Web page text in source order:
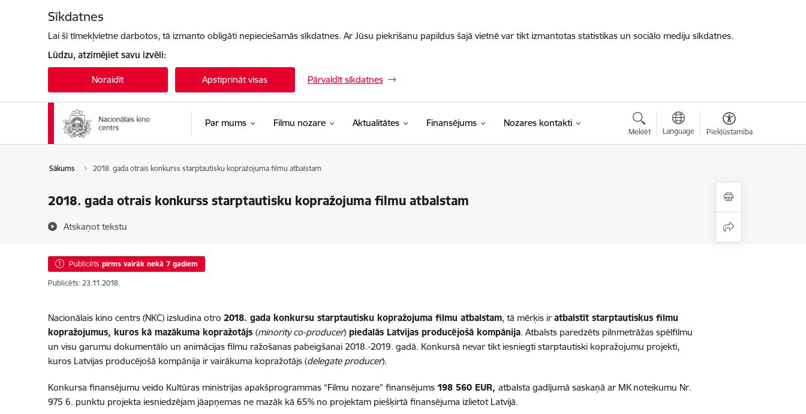
Sīkdatnes
Lai šī tīmekļvietne darbotos, tā izmanto obligāti nepieciešamās sīkdatnes. Ar Jūsu piekrišanu papildus šajā vietnē var tikt izmantotas statistikas un sociālo mediju sīkdatnes.
Lūdzu, atzīmējiet savu izvēli:
Noraidīt Apstiprināt visas Pārvaldīt sīkdatnes
Par mums Filmu nozare Aktualitātes Finansējums Nozares kontakti
Meklēt Language Piekļūstamība
Sākums 2018. gada otrais konkurss starptautisku kopražojuma filmu atbalstam
2018. gada otrais konkurss starptautisku kopražojuma filmu atbalstam
Atskaņot tekstu
Publicēts pirms vairāk nekā 7 gadiem
Publicēts: 23.11.2018.
Nacionālais kino centrs (NKC) izsludina otro 2018. gada konkursu starptautisku kopražojuma filmu atbalstam, tā mērķis ir atbalstīt starptautiskus filmu
kopražojumus, kuros kā mazākuma kopražotājs (minority co-producer)piedalās Latvijas producējošā kompānija. Atbalsts paredzēts pilnmetrāžas spēlfilmu
un visu garumu dokumentālo un animācijas filmu ražošanas pabeigšanai 2018.-2019. gadā. Konkursā nevar tikt iesniegti starptautiski kopražojumu projekti,
kuros Latvijas producējošā kompānija ir vairākuma kopražotājs (delegate producer).
Konkursa finansējumu veido Kultūras ministrijas apakšprogrammas “Filmu nozare” finansējums 198 560EUR, atbalsta gadījumā saskaņā ar MK noteikumu Nr.
975 6. punktu projekta iesniedzējam jāapņemas ne mazāk kā 65% no projektam piešķirtā finansējuma izlietot Latvijā.